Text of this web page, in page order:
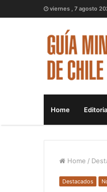
viernes , 7 agosto
Home
Home /
Destacados